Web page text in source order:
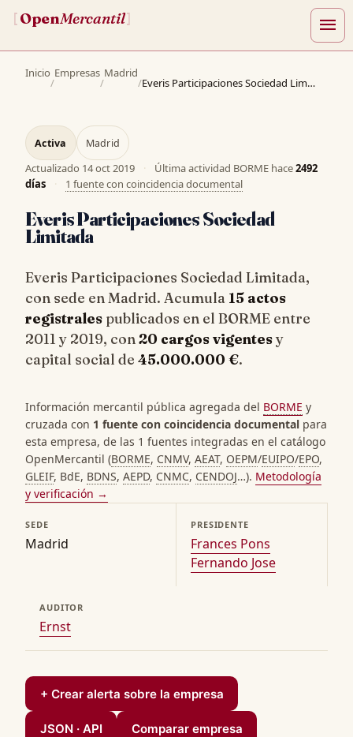
[OpenMercantil] menu
Inicio
/
Empresas
/
Madrid
/ Everis Participaciones Sociedad Limitada
Activa Madrid
Actualizado 14 oct 2019 · Última actividad BORME hace2492
días
· 1 fuente con coincidencia documental
Everis Participaciones Sociedad
Limitada
Everis Participaciones Sociedad Limitada,
con sede en Madrid. Acumula 15 actos
registrales publicados en el BORME entre
2011 y 2019, con20 cargos vigentesy
capital social de 45.000.000 €.
Información mercantil pública agregada del BORME y
cruzada con 1 fuente con coincidencia documental para
esta empresa, de las 1 fuentes integradas en el catálogo
OpenMercantil (BORME, CNMV, AEAT, OEPM/EUIPO/EPO,
GLEIF, BdE, BDNS, AEPD, CNMC, CENDOJ…). Metodología
y verificación →
SEDE
Madrid
PRESIDENTE
Frances Pons
Fernando Jose
AUDITOR
Ernst
+ Crear alerta sobre la empresa
JSON · API Comparar empresa